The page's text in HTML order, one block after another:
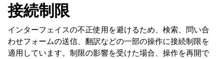
接続制限
インターフェイスの不正使用を避けるため、検索、問い合
わせフォームの送信、翻訳などの一部の操作に接続制限を
適用しています。制限の影響を受けた場合、操作を再開で